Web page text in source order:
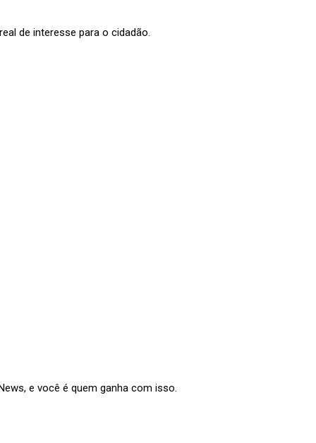
de interesse para o cidadão.
e você é quem ganha com isso.